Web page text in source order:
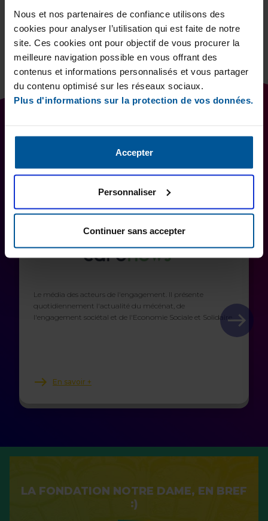
Nous et nos partenaires de confiance utilisons des
cookies pour analyser l’utilisation qui est faite de notre
site. Ces cookies ont pour objectif de vous procurer la
meilleure navigation possible en vous offrant des
contenus et informations personnalisés et vous partager
du contenu optimisé sur les réseaux sociaux.
Plus d'informations sur la protection de vos données.
Accepter
Personnaliser
Continuer sans accepter
Retrouvez le Challenge #AimerAider dans la presse et sur le
Le média des acteurs de l'engagement. Il présente
quotidiennement l'actualité du mécénat, de
l'engagement sociétal et de l'Economie Sociale et Solidaire.
En savoir +
LA FONDATION NOTRE DAME, EN BREF
:)